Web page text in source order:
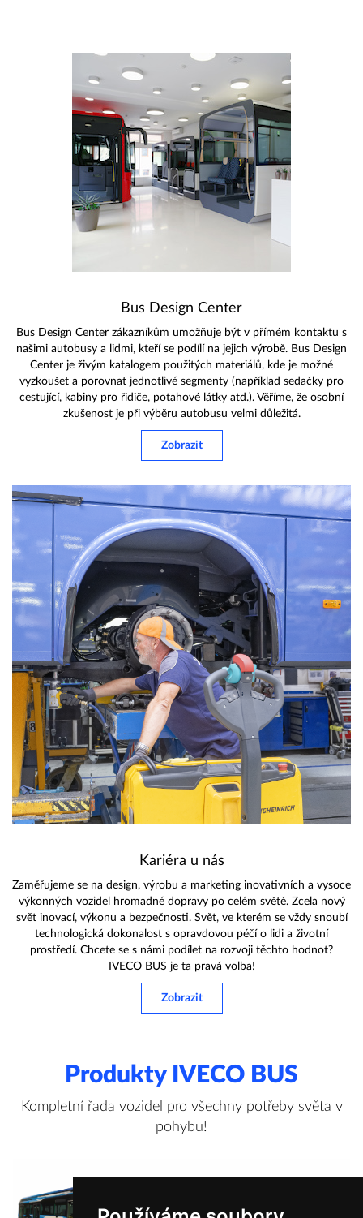
Bus Design Center
Bus Design Center zákazníkům umožňuje být v přímém kontaktu s
našimi autobusy a lidmi, kteří se podílí na jejich výrobě. Bus Design
Center je živým katalogem použitých materiálů, kde je možné
vyzkoušet a porovnat jednotlivé segmenty (například sedačky pro
cestující, kabiny pro řidiče, potahové látky atd.). Věříme, že osobní
zkušenost je při výběru autobusu velmi důležitá.
Zobrazit
Kariéra u nás
Zaměřujeme se na design, výrobu a marketing inovativních a vysoce
výkonných vozidel hromadné dopravy po celém světě. Zcela nový
svět inovací, výkonu a bezpečnosti. Svět, ve kterém se vždy snoubí
technologická dokonalost s opravdovou péčí o lidi a životní
prostředí. Chcete se s námi podílet na rozvoji těchto hodnot?
IVECO BUS je ta pravá volba!
Zobrazit
Produkty IVECO BUS
Kompletní řada vozidel pro všechny potřeby světa v
pohybu!